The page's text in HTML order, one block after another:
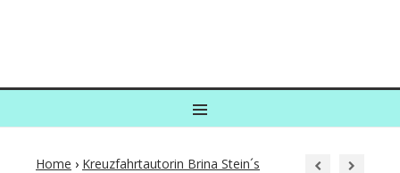
MENU
Home › Kreuzfahrtautorin Brina Stein´s